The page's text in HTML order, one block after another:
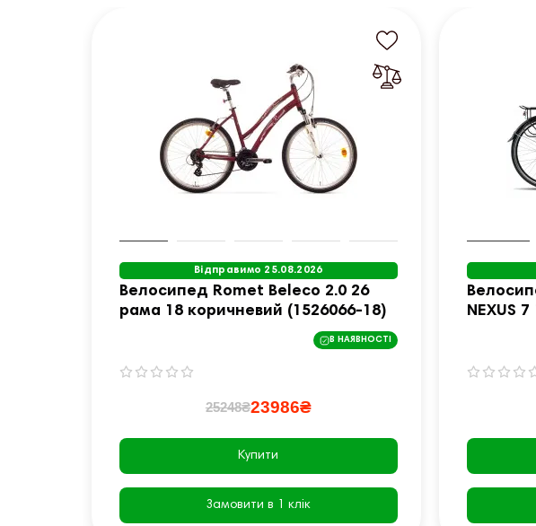
Відправимо 25.08.2026
Велосипед Romet Beleco 2.0 26
рама 18 коричневий (1526066-18)
В НАЯВНОСТІ
25248₴23986₴
Купити
Замовити в 1 клік